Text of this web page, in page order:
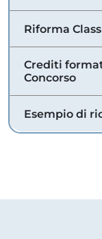
Riforma
Crediti
Concorso
Esempio di